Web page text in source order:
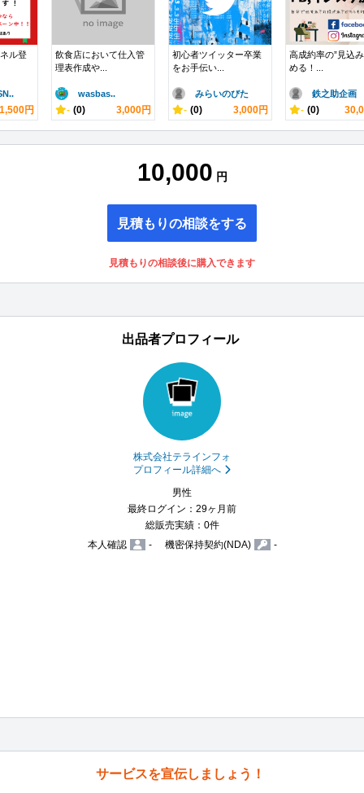
ル登
1,500円
飲食店において仕入管
理表作成や...
wasbas..
- (0) 3,000円
初心者ツイッター卒業
をお手伝い...
みらいのびた
- (0) 3,000円
高成約率の”見込
める！...
鉄之助企画
- (0)
10,000 円
見積もりの相談をする
見積もりの相談後に購入できます
出品者プロフィール
株式会社テラインフォ
プロフィール詳細へ
男性
最終ログイン：29ヶ月前
総販売実績：0件
本人確認
- 機密保持契約(NDA) -
サービスを宣伝しましょう！